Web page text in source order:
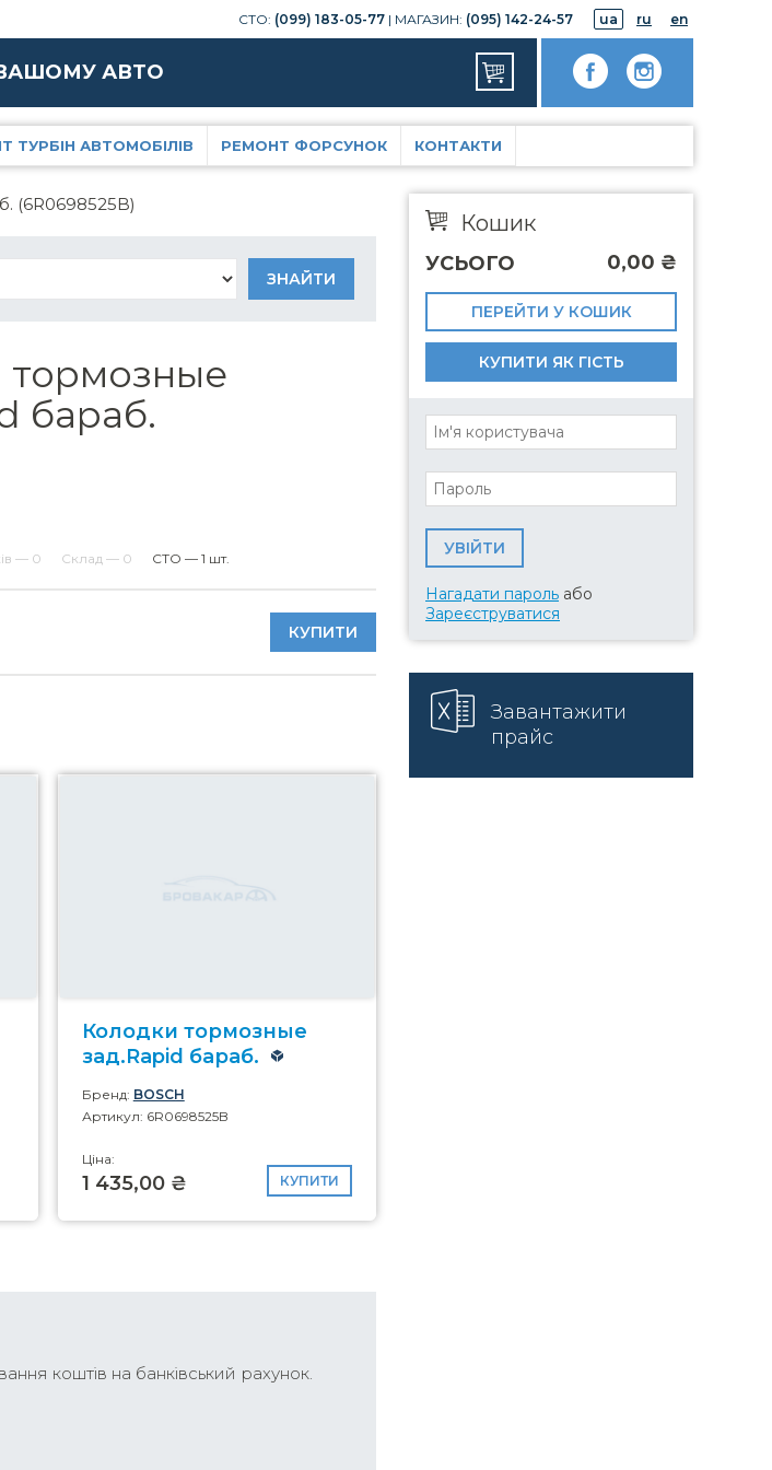
СТО: (099) 183-05-77 | МАГАЗИН: (095) 142-24-57 ua ru en
АВТО
ТУРБІН АВТОМОБІЛІВ РЕМОНТ ФОРСУНОК КОНТАКТИ
(6R0698525B)
тормозные
бараб.
— 0 Склад — 0 СТО — 1 шт.
КУПИТИ
Колодки тормозные
зад.Rapid бараб.
Бренд: BOSCH
Артикул: 6R0698525B
Ціна:
1 435,00 ₴ КУПИТИ
коштів на банківський рахунок.
Кошик
УСЬОГО 0,00 ₴
ПЕРЕЙТИ У КОШИК
КУПИТИ ЯК ГІСТЬ
Нагадати пароль або
Зареєструватися
Завантажити
прайс